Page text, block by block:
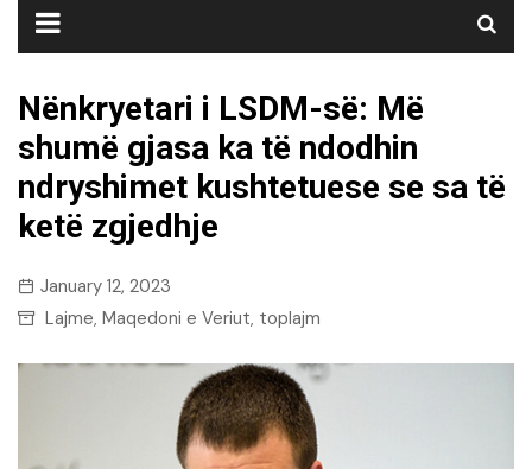
Nënkryetari i LSDM-së: Më
shumë gjasa ka të ndodhin
ndryshimet kushtetuese se sa të
ketë zgjedhje
January 12, 2023
Lajme, Maqedoni e Veriut, toplajm